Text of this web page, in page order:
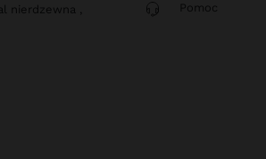
nierdzewna ,
Pomoc